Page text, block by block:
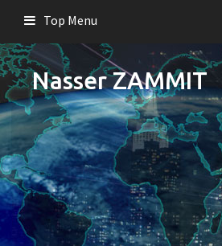
content
Top Menu
Nasser ZAMMIT